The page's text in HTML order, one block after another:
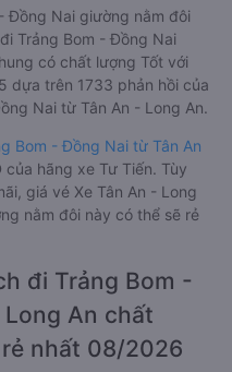
Đồng Nai giường nằm đôi
Trảng Bom - Đồng Nai
có chất lượng Tốt với
dựa trên 1733 phản hồi của
Nai từ Tân An - Long An.
Bom - Đồng Nai từ Tân An
hãng xe Tư Tiến. Tùy
giá vé Xe Tân An - Long
nằm đôi này có thể sẽ rẻ
đi Trảng Bom -
An chất
nhất 08/2026